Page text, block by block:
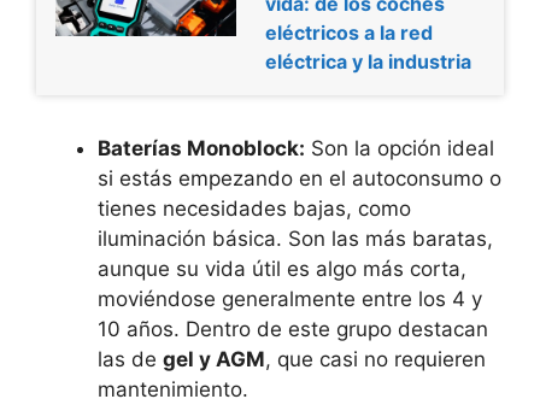
eléctricos a la red
eléctrica y la industria
Baterías Monoblock: Son la opción ideal
si estás empezando en el autoconsumo o
tienes necesidades bajas, como
iluminación básica. Son las más baratas,
aunque su vida útil es algo más corta,
moviéndose generalmente entre los 4 y
10 años. Dentro de este grupo destacan
las de gel y AGM, que casi no requieren
mantenimiento.